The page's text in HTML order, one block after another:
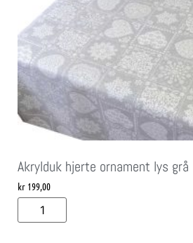
Akrylduk hjerte ornament lys grå
kr 199,00